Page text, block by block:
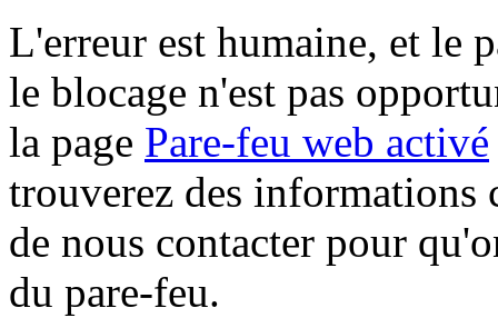
L'erreur est humaine, et le
le blocage n'est pas
la page Pare-feu web activé
trouverez des informations
de nous contacter pour
du pare-feu.